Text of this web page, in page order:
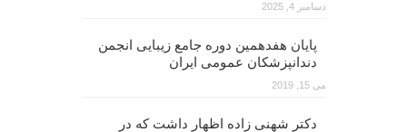
دسامبر 4, 2025
پایان هفدهمین دوره جامع زیبایی انجمن
دندانپزشکان عمومی ایران
می 15, 2019
دکتر شهنی زاده اظهار داشت که در